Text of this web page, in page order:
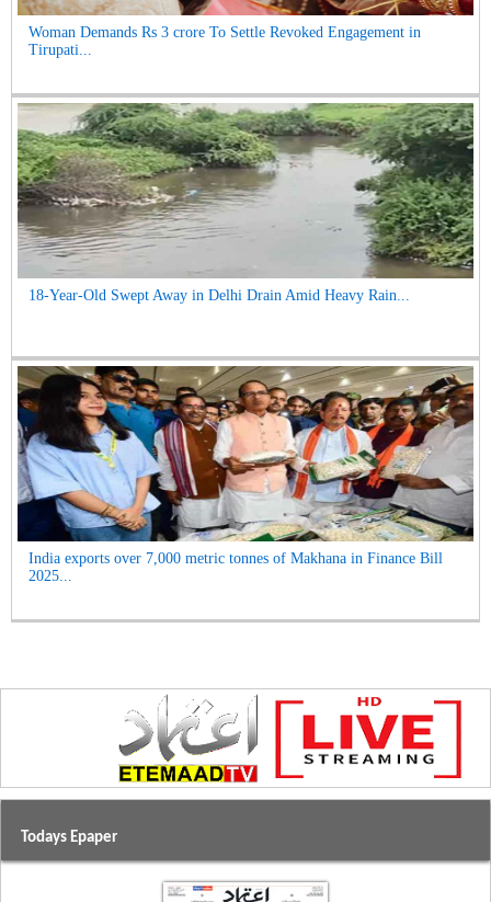
Woman Demands Rs 3 crore To Settle Revoked Engagement in
Tirupati...
18-Year-Old Swept Away in Delhi Drain Amid Heavy Rain...
India exports over 7,000 metric tonnes of Makhana in Finance Bill
2025...
Todays Epaper